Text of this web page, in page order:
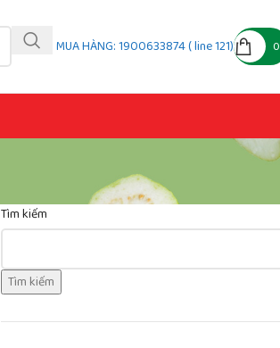
MUA HÀNG: 1900633874 ( line 121)
Tìm kiếm
Tìm kiếm